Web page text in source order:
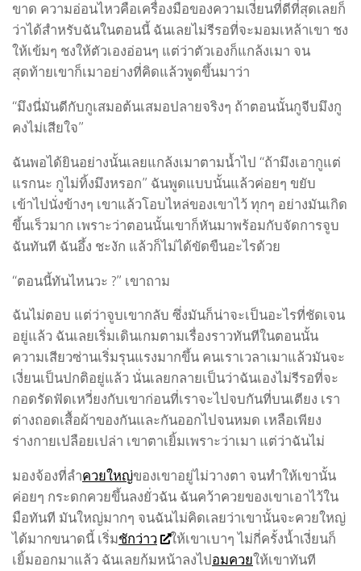
ขาด ความอ่อนไหวคือเครื่องมือของความเงี่ยนที่ดีที่สุดเลยก็
ว่าได้สำหรับฉันในตอนนี้ ฉันเลยไม่รีรอที่จะมอมเหล้าเขา ชง
ให้เข้มๆ ชงให้ตัวเองอ่อนๆ แต่ว่าตัวเองก็แกล้งเมา จน
สุดท้ายเขาก็เมาอย่างที่คิดแล้วพูดขึ้นมาว่า
“มึงนี่มันดีกับกูเสมอต้นเสมอปลายจริงๆ ถ้าตอนนั้นกูจีบมึงกู
คงไม่เสียใจ”
ฉันพอได้ยินอย่างนั้นเลยแกล้งเมาตามน้ำไป “ถ้ามึงเอากูแต่
แรกนะ กูไม่ทิ้งมึงหรอก” ฉันพูดแบบนั้นแล้วค่อยๆ ขยับ
เข้าไปนั่งข้างๆ เขาแล้วโอบไหล่ของเขาไว้ ทุกๆ อย่างมันเกิด
ขึ้นเร็วมาก เพราะว่าตอนนั้นเขาก็หันมาพร้อมกับจัดการจูบ
ฉันทันที ฉันอึ้ง ชะงัก แล้วก็ไม่ได้ขัดขืนอะไรด้วย
“ตอนนี้ทันไหนวะ ?” เขาถาม
ฉันไม่ตอบ แต่ว่าจูบเขากลับ ซึ่งมันก็น่าจะเป็นอะไรที่ชัดเจน
อยู่แล้ว ฉันเลยเริ่มเดินเกมตามเรื่องราวทันทีในตอนนั้น
ความเสียวซ่านเริ่มรุนแรงมากขึ้น คนเราเวลาเมาแล้วมันจะ
เงี่ยนเป็นปกติอยู่แล้ว นั่นเลยกลายเป็นว่าฉันเองไม่รีรอที่จะ
กอดรัดฟัดเหวี่ยงกับเขาก่อนที่เราจะไปจบกันที่บนเตียง เรา
ต่างถอดเสื้อผ้าของกันและกันออกไปจนหมด เหลือเพียง
ร่างกายเปลือยเปล่า เขาตาเยิ้มเพราะว่าเมา แต่ว่าฉันไม่
มองจ้องที่ลำควยใหญ่ของเขาอยู่ไม่วางตา จนทำให้เขานั้น
ค่อยๆ กระดกควยขึ้นลงยั่วฉัน ฉันคว้าควยของเขาเอาไว้ใน
มือทันที มันใหญ่มากๆ จนฉันไม่คิดเลยว่าเขานั้นจะควยใหญ่
ได้มากขนาดนี้ เริ่มชักว่าว
ให้เขาเบาๆ ไม่กี่ครั้งน้ำเงี่ยนก็
เยิ้มออกมาแล้ว ฉันเลยก้มหน้าลงไปอมควยให้เขาทันที